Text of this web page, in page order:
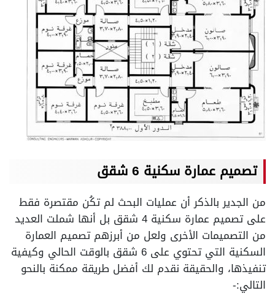
تصميم عمارة سكنية 6 شقق
من الجدير بالذكر أن عمليات البحث لم تكُن مقتصرة فقط
على تصميم عمارة سكنية 4 شقق بل أنها شملت العديد
من التصميمات الأخرى ولعل من أبرزهم تصميم العمارة
السكنية التي تحتوي على 6 شقق بالوقت الحالي وكيفية
تنفيذها، والحقيقة نقدم لك أفضل طريقة ممكنة بالنحو
التالي:-